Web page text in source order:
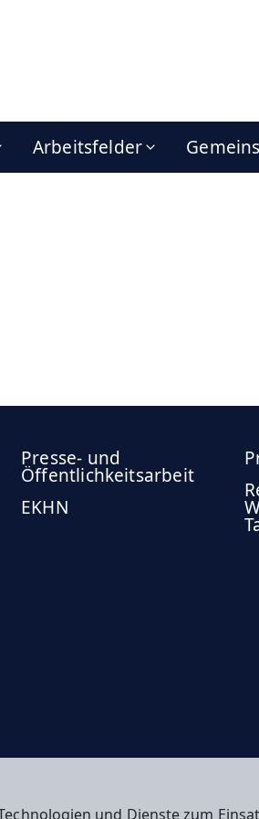
und Dienste zum
Arbeitsfelder
Presse- und
Öffentlichkeitsarbeit
EKHN